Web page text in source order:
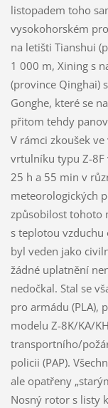
listopadem toho
vysokohorském
na letišti Tianshui
1 000 m, Xining s
(province Qinghai)
Gonghe, které se
přitom tehdy
V rámci zkoušek
vrtulníku typu Z-
25 h a 55 min v
meteorologických
způsobilost tohoto
s teplotou vzduchu
byl veden jako
žádné uplatnění
nedočkal. Stal se
pro armádu (PLA),
modelu Z-8K/KA/
transportního/
policii (PAP).
ale opatřeny
Nosný rotor s listy